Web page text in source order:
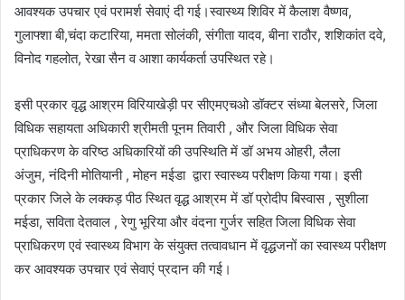
आवश्यक उपचार एवं परामर्श सेवाएं दी गई।स्वास्थ्य शिविर में कैलाश वैष्णव,
गुलाफ्शा बी,चंदा कटारिया, ममता सोलंकी, संगीता यादव, बीना राठौर, शशिकांत दवे,
विनोद गहलोत, रेखा सैन व आशा कार्यकर्ता उपस्थित रहे।
इसी प्रकार वृद्ध आश्रम विरियाखेड़ी पर सीएमएचओ डॉक्टर संध्या बेलसरे, जिला
विधिक सहायता अधिकारी श्रीमती पूनम तिवारी , और जिला विधिक सेवा
प्राधिकरण के वरिष्ठ अधिकारियों की उपस्थिति में डॉ अभय ओहरी, लैला
अंजुम, नंदिनी मोतियानी , मोहन मईडा द्वारा स्वास्थ्य परीक्षण किया गया। इसी
प्रकार जिले के लक्कड़ पीठ स्थित वृद्ध आश्रम में डॉ प्रोदीप बिस्वास , सुशीला
मईडा, सविता देतवाल , रेणु भूरिया और वंदना गुर्जर सहित जिला विधिक सेवा
प्राधिकरण एवं स्वास्थ्य विभाग के संयुक्त तत्वावधान में वृद्धजनों का स्वास्थ्य परीक्षण
कर आवश्यक उपचार एवं सेवाएं प्रदान की गई।